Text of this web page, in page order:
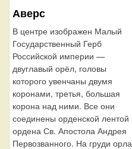
Аверс
В центре изображен Малый
Государственный Герб
Российской империи —
двуглавый орёл, головы
которого увенчаны двумя
коронами, третья, большая
корона над ними. Все они
соединены орденской лентой
ордена Св. Апостола Андрея
Первозванного. На груди орла